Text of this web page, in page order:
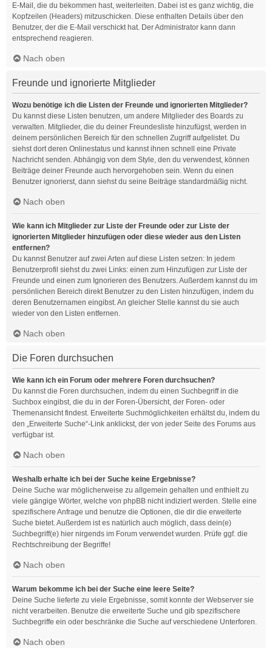
E-Mail, die du bekommen hast, weiterleiten. Dabei ist es ganz wichtig, die
Kopfzeilen (Headers) mitzuschicken. Diese enthalten Details über den
Benutzer, der die E-Mail verschickt hat. Der Administrator kann dann
entsprechend reagieren.
Nach oben
Freunde und ignorierte Mitglieder
Wozu benötige ich die Listen der Freunde und ignorierten Mitglieder?
Du kannst diese Listen benutzen, um andere Mitglieder des Boards zu
verwalten. Mitglieder, die du deiner Freundesliste hinzufügst, werden in
deinem persönlichen Bereich für den schnellen Zugriff aufgelistet. Du
siehst dort deren Onlinestatus und kannst ihnen schnell eine Private
Nachricht senden. Abhängig von dem Style, den du verwendest, können
Beiträge deiner Freunde auch hervorgehoben sein. Wenn du einen
Benutzer ignorierst, dann siehst du seine Beiträge standardmäßig nicht.
Nach oben
Wie kann ich Mitglieder zur Liste der Freunde oder zur Liste der
ignorierten Mitglieder hinzufügen oder diese wieder aus den Listen
entfernen?
Du kannst Benutzer auf zwei Arten auf diese Listen setzen: In jedem
Benutzerprofil siehst du zwei Links: einen zum Hinzufügen zur Liste der
Freunde und einen zum Ignorieren des Benutzers. Außerdem kannst du im
persönlichen Bereich direkt Benutzer zu den Listen hinzufügen, indem du
deren Benutzernamen eingibst. An gleicher Stelle kannst du sie auch
wieder von den Listen entfernen.
Nach oben
Die Foren durchsuchen
Wie kann ich ein Forum oder mehrere Foren durchsuchen?
Du kannst die Foren durchsuchen, indem du einen Suchbegriff in die
Suchbox eingibst, die du in der Foren-Übersicht, der Foren- oder
Themenansicht findest. Erweiterte Suchmöglichkeiten erhältst du, indem du
den „Erweiterte Suche“-Link anklickst, der von jeder Seite des Forums aus
verfügbar ist.
Nach oben
Weshalb erhalte ich bei der Suche keine Ergebnisse?
Deine Suche war möglicherweise zu allgemein gehalten und enthielt zu
viele gängige Wörter, welche von phpBB nicht indiziert werden. Stelle eine
spezifischere Anfrage und benutze die Optionen, die dir die erweiterte
Suche bietet. Außerdem ist es natürlich auch möglich, dass dein(e)
Suchbegriff(e) hier nirgends im Forum verwendet wurden. Prüfe ggf. die
Rechtschreibung der Begriffe!
Nach oben
Warum bekomme ich bei der Suche eine leere Seite?
Deine Suche lieferte zu viele Ergebnisse, somit konnte der Webserver sie
nicht verarbeiten. Benutze die erweiterte Suche und gib spezifischere
Suchbegriffe ein oder beschränke die Suche auf verschiedene Unterforen.
Nach oben